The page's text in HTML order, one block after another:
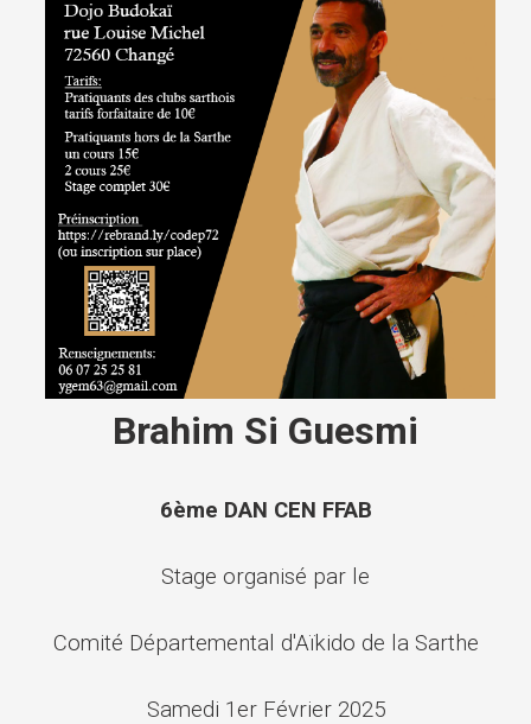
Brahim Si Guesmi
6ème DAN CEN FFAB
Stage organisé par le
Comité Départemental d'Aïkido de la Sarthe
Samedi 1er Février 2025